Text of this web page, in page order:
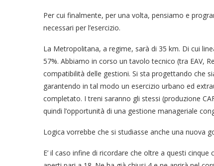
Per cui finalmente, per una volta, pensiamo e
necessari per l’esercizio.
La Metropolitana, a regime, sarà di 35 km. Di cui
57%. Abbiamo in corso un tavolo tecnico (tra EAV,
compatibilità delle gestioni. Si sta progettando che
garantendo in tal modo un esercizio urbano ed
completato. I treni saranno gli stessi (produzione
quindi l’opportunità di una gestione manageriale
Logica vorrebbe che si studiasse anche una nuova
E’ il caso infine di ricordare che oltre a questi